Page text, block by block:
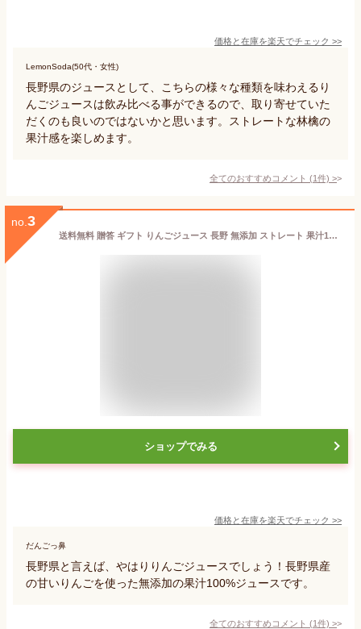
価格と在庫を楽天でチェック >>
LemonSoda(50代・女性)
長野県のジュースとして、こちらの様々な種類を味わえるり
んごジュースは飲み比べる事ができるので、取り寄せていた
だくのも良いのではないかと思います。ストレートな林檎の
果汁感を楽しめます。
全てのおすすめコメント (1件) >
no. 3
送料無料 贈答 ギフト りんごジュース 長野 無添加 ストレート 果汁100％ 1L 信州 完熟
ショップでみる
価格と在庫を楽天でチェック >>
だんごっ鼻
長野県と言えば、やはりりんごジュースでしょう！長野県産
の甘いりんごを使った無添加の果汁100%ジュースです。
全てのおすすめコメント (1件) >